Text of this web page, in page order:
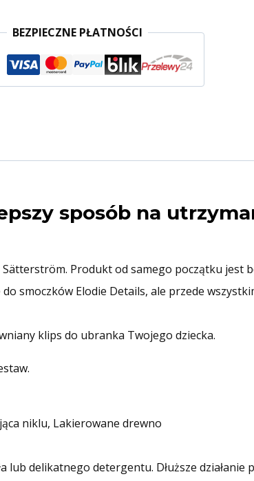
BEZPIECZNE PŁATNOŚCI
sposób na
Produkt od samego początku jest
smoczków Elodie Details, ale przede
klips do ubranka Twojego dziecka.
niklu, Lakierowane drewno
delikatnego detergentu. Dłuższe działanie